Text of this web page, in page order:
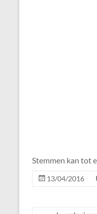
Stemmen kan tot
13/04/2016